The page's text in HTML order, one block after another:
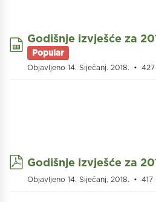
spreadsheet
Godišnje izvješće za
Popular
Objavljeno 14. Siječanj. 2018.
pdf
Godišnje izvješće za
Objavljeno 14. Siječanj. 2018. 417